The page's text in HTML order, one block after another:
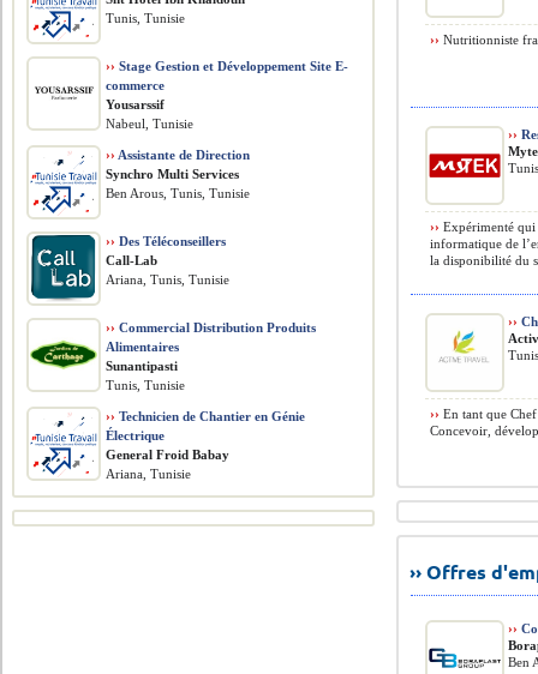
›› Nutritionniste
››
›› Expérimenté
informatique de
la disponibilité du
››
›› En tant que
Concevoir,
›› Offres
››
Ben
Tunis, Tunisie
›› Stage Gestion et Développement Site E-
commerce
Yousarssif
Nabeul, Tunisie
›› Assistante de Direction
Synchro Multi Services
Ben Arous, Tunis, Tunisie
›› Des Téléconseillers
Call-Lab
Ariana, Tunis, Tunisie
›› Commercial Distribution Produits
Alimentaires
Sunantipasti
Tunis, Tunisie
›› Technicien de Chantier en Génie
Électrique
General Froid Babay
Ariana, Tunisie